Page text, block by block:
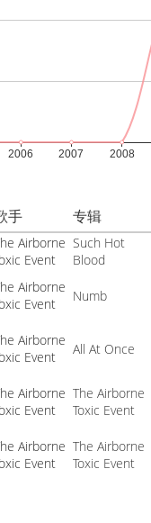
手 专辑
Airborne
Event
Such Hot
Blood
Airborne
Event
Numb
Airborne
Event
All At Once
Airborne
Event
The Airborne
Toxic Event
Airborne
Event
The Airborne
Toxic Event